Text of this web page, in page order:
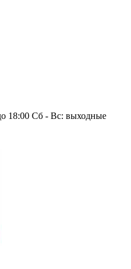
18:00 Сб - Вс: выходные